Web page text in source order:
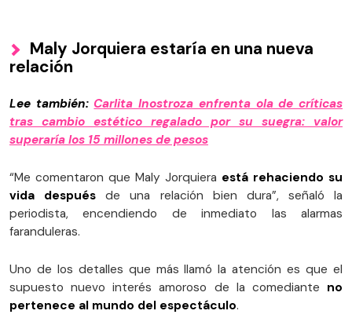
Maly Jorquiera estaría en una nueva
relación
Lee también: Carlita Inostroza enfrenta ola de críticas
tras cambio estético regalado por su suegra: valor
superaría los 15 millones de pesos
“Me comentaron que Maly Jorquiera está rehaciendo su
vida despuésde una relación bien dura”, señaló la
periodista, encendiendo de inmediato las alarmas
faranduleras.
Uno de los detalles que más llamó la atención es que el
supuesto nuevo interés amoroso de la comediante no
pertenece al mundo del espectáculo.